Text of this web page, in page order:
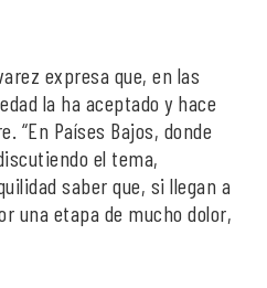
expresa que, en las
la ha aceptado y hace
“En Países Bajos, donde
el tema,
saber que, si llegan a
una etapa de mucho dolor,